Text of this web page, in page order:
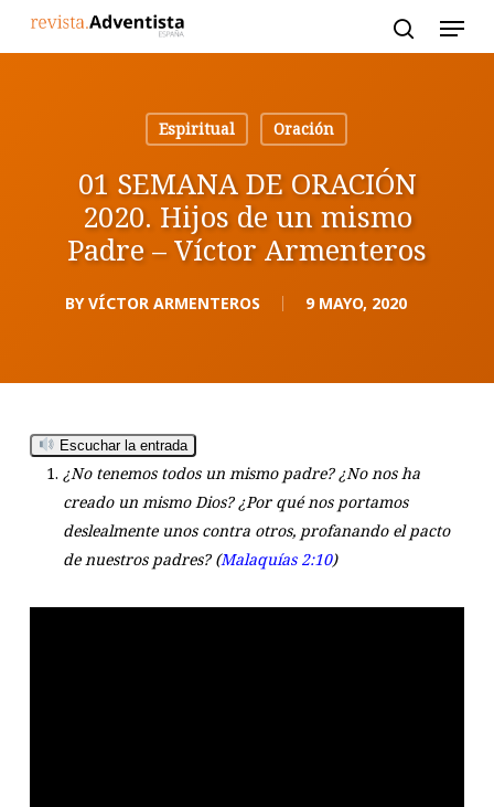
Espiritual
Oración
01 SEMANA DE ORACIÓN
2020. Hijos de un mismo
Padre – Víctor Armenteros
BY VÍCTOR ARMENTEROS 9 MAYO, 2020
Escuchar la entrada
¿No tenemos todos un mismo padre? ¿No nos ha
creado un mismo Dios? ¿Por qué nos portamos
deslealmente unos contra otros, profanando el pacto
de nuestros padres? (Malaquías 2:10)